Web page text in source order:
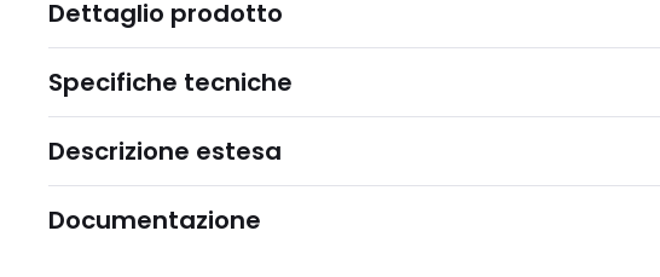
Dettaglio prodotto
Specifiche tecniche
Descrizione estesa
Documentazione